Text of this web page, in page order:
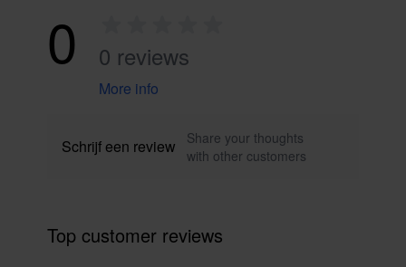
0 0 reviews
More info
Schrijf een review
Share your thoughts
with other customers
Top customer reviews